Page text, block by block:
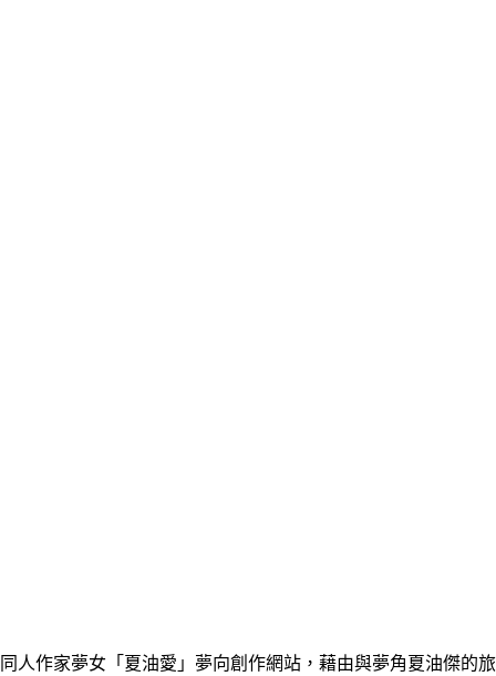
同人作家夢女「夏油愛」夢向創作網站，藉由與夢角夏油傑的旅